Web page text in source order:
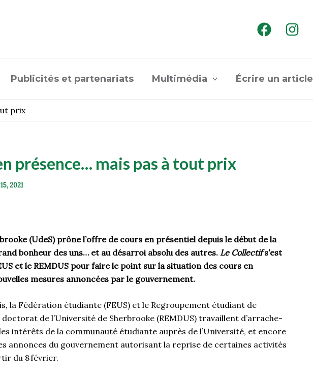
Publicités et partenariats Multimédia Écrire un article
prix
présence… mais pas à tout prix
2021
(UdeS) prône l’offre de cours en présentiel depuis le début de la
bonheur des uns… et au désarroi absolu des autres. Le Collectif s’est
et le REMDUS pour faire le point sur la situation des cours en
mesures annoncées par le gouvernement.
, la Fédération étudiante (FEUS) et le Regroupement étudiant de
doctorat de l’Université de Sherbrooke (REMDUS) travaillent d’arrache-
intérêts de la communauté étudiante auprès de l’Université, et encore
annonces du gouvernement autorisant la reprise de certaines activités
du 8février.